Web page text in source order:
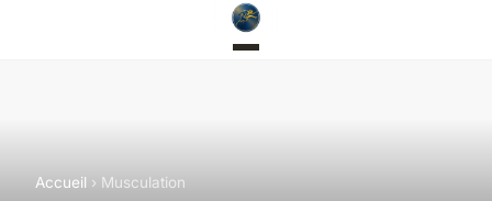
Accueil › Musculation